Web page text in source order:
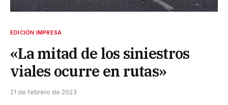
EDICIÓN IMPRESA
«La mitad de los siniestros
viales ocurre en rutas»
21 de febrero de 2023